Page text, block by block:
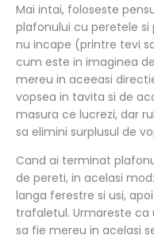
Mai intai, foloseste
plafonului cu peretele
nu incape (printre tevi
cum este in imaginea
mereu in aceeasi
vopsea in tavita si de
masura ce lucrezi, dar
sa elimini surplusul de
Cand ai terminat
de pereti, in acelasi
langa ferestre si usi,
trafaletul. Urmareste
sa fie mereu in acelasi